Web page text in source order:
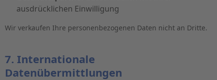
ausdrücklichen Einwilligung
Wir verkaufen Ihre personenbezogenen Daten nicht an Dritte.
7. Internationale
Datenübermittlungen